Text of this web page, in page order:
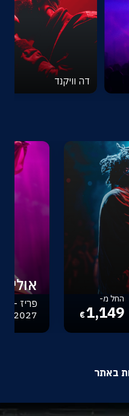
דה וויקנד
החל מ-
1,149
€
באתר